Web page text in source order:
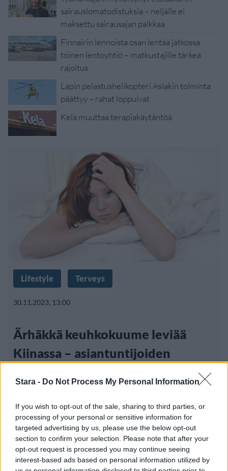
Stara - Do Not Process My Personal Information
If you wish to opt-out of the sale, sharing to third parties, or
processing of your personal or sensitive information for
targeted advertising by us, please use the below opt-out
section to confirm your selection. Please note that after your
opt-out request is processed you may continue seeing
interest-based ads based on personal information utilized by
sairauslomatodistuksia – neljälle ei
maksettu sairausajan palkkaa
Finnairin lennoista osan lentää jatkossa
toinen lentoyhtiö – matkustajille tärkeä
rajoitus
Lapin pelastushelikopteri Aslakin toiminta
päättyy – rahat loppuivat
Kela muuttaa terapiakäytäntöä
Lifestyle Terveys
30.11.2023, 13:00
Ärhäkkä keuhkokuume leviää
Kiinassa – asiantuntijoiden